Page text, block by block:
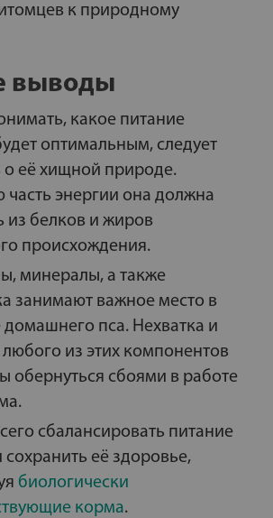
к природному
выводы
какое питание
оптимальным, следует
о её хищной природе.
часть энергии она должна
из белков и жиров
происхождения.
минералы, а также
занимают важное место в
пса. Нехватка и
из этих компонентов
обернуться сбоями в работе
сбалансировать питание
сохранить её здоровье,
биологически
корма.